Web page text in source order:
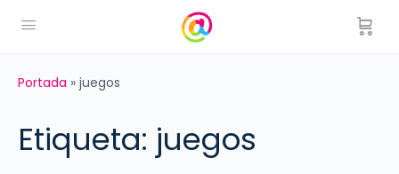
Portada » juegos
Etiqueta: juegos